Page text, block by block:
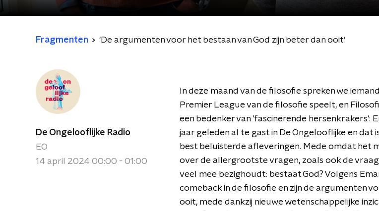
Fragmenten 'De argumenten voor het bestaan van God zijn beter dan ooit'
De Ongelooflijke Radio
EO
14 april 2024 00:00 - 01:00
In deze maand van de filosofie spreken we
Premier League van de filosofie speelt, en
een bedenker van 'fascinerende hersenkrakers':
jaar geleden al te gast in De Ongelooflijke en dat
best beluisterde afleveringen. Mede omdat het
over de allergrootste vragen, zoals ook de
veel mee bezighoudt: bestaat God? Volgens
comeback in de filosofie en zijn de argumenten
ooit, mede dankzij nieuwe wetenschappelijke